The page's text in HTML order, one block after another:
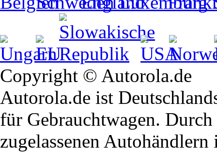
Copyright © Autorola.de
Autorola.de ist
für Gebrauchtwagen.
zugelassenen